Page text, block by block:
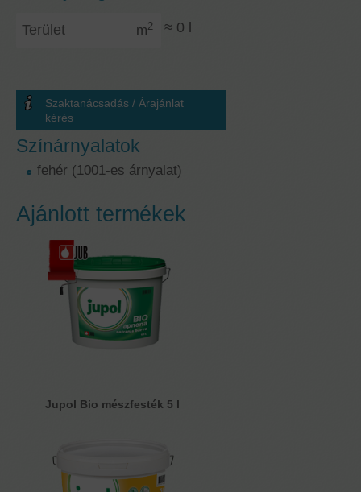
m2 ≈ 0
Szaktanácsadás / Árajánlat
kérés
Színárnyalatok
fehér (1001-es árnyalat)
Ajánlott termékek
Jupol Bio mészfesték 5 l